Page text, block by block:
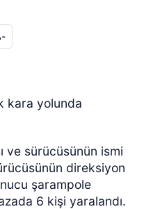
kara yolunda
ve sürücüsünün ismi
direksiyon
şarampole
6 kişi yaralandı.